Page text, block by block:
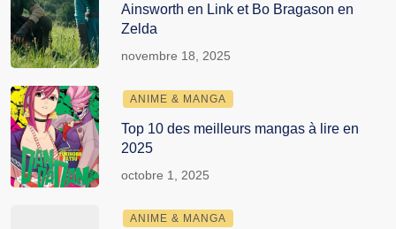
Ainsworth en Link et Bo Bragason en
Zelda
novembre 18, 2025
ANIME & MANGA
Top 10 des meilleurs mangas à lire en
2025
octobre 1, 2025
ANIME & MANGA